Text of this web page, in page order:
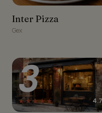
Inter Pizza
Inter Pizza
Gex
3
★★★★★ 4.7